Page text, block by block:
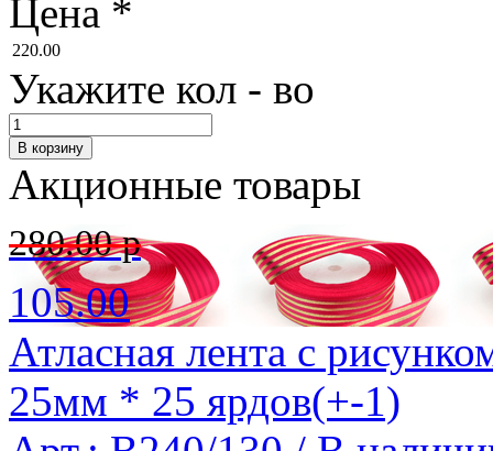
Цена *
220.00
Укажите кол - во
Акционные товары
280.00 р
105.00
Атласная лента с
25мм * 25 ярдов(+-1)